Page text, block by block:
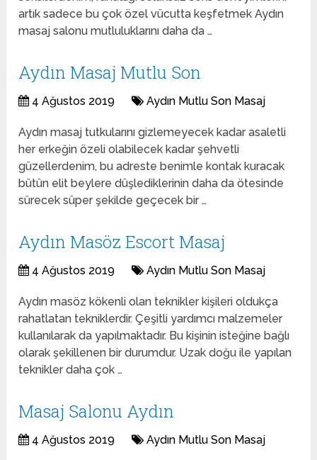
artık sadece bu çok özel vücutta keşfetmek Aydın
masaj salonu mutluluklarını daha da …
Aydın Masaj Mutlu Son
4 Ağustos 2019 Aydın Mutlu Son Masaj
Aydın masaj tutkularını gizlemeyecek kadar asaletli
her erkeğin özeli olabilecek kadar şehvetli
güzellerdenim, bu adreste benimle kontak kuracak
bütün elit beylere düşlediklerinin daha da ötesinde
sürecek süper şekilde geçecek bir …
Aydın Masöz Escort Masaj
4 Ağustos 2019 Aydın Mutlu Son Masaj
Aydın masöz kökenli olan teknikler kişileri oldukça
rahatlatan tekniklerdir. Çeşitli yardımcı malzemeler
kullanılarak da yapılmaktadır. Bu kişinin isteğine bağlı
olarak şekillenen bir durumdur. Uzak doğu ile yapılan
teknikler daha çok …
Masaj Salonu Aydın
4 Ağustos 2019 Aydın Mutlu Son Masaj